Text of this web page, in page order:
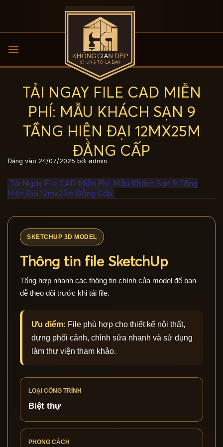
TẢI NGAY FILE CAD MIỄN
PHÍ: MẪU KHÁCH SẠN 9
TẦNG HIỆN ĐẠI 12MX25M
ĐẲNG CẤP
Đăng vào 24/07/2025 bởi admin
Tải Ngay File CAD Miễn Phí: Mẫu Khách Sạn 9 Tầng
Hiện Đại 12mx25m Đẳng Cấp
SKETCHUP 3D MODEL
Thông tin file SketchUp
Tổng hợp nhanh các thông tin chính của model để bạn
dễ theo dõi trước khi tải file.
Ưu điểm: File phù hợp cho thiết kế nội thất,
dựng phối cảnh, chỉnh sửa nhanh và sử dụng
làm thư viện tham khảo.
LOẠI CÔNG TRÌNH
Biệt thự
PHONG CÁCH